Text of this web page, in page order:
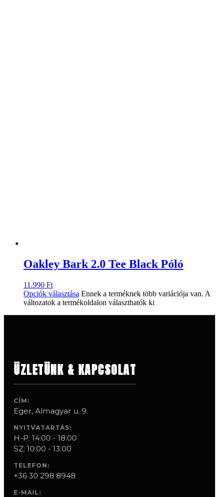
Oakley Bark 2.0 Tee Black Póló
11.990 Ft
Opciók választása Ennek a terméknek több variációja van. A
változatok a termékoldalon választhatók ki
ÜZLETÜNK & KAPCSOLAT
CÍM:
Eger, Almagyar u. 9.
NYITVATARTÁS:
H-P: 14:00 - 18:00
SZ: 10:00 - 13:00
TELEFON:
+36 30 298 8948
E-MAIL: